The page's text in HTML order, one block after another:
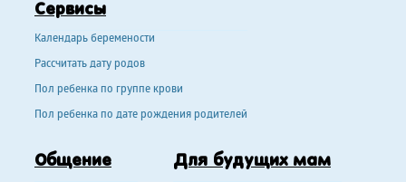
Сервисы
Календарь беремености
Рассчитать дату родов
Пол ребенка по группе крови
Пол ребенка по дате рождения родителей
Общение Для будущих мам